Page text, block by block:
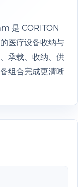
是 CORITON
医疗设备收纳与
承载、收纳、供
组合完成更清晰